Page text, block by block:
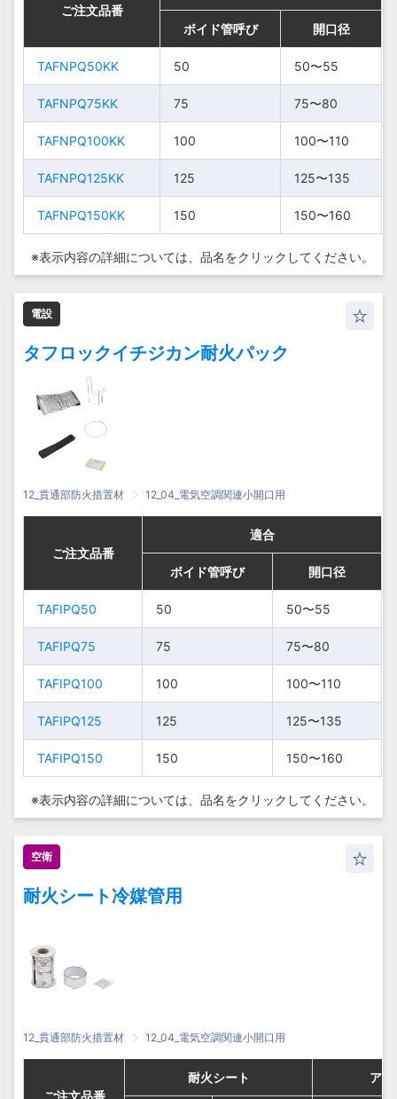
ご注文品番
ボイド管呼び 開口径
TAFNPQ50KK
55
75〜
TAFNPQ100KK
110
125〜
135
TAFNPQ150KK
ご注文品番
ボイド管呼び 開口径
TAFNPQ50KK 50 50〜55
TAFNPQ75KK 75 75〜80
TAFNPQ100KK 100 100〜110
TAFNPQ125KK 125 125〜135
TAFNPQ150KK 150 150〜160
ご注文品番
ボイド管呼び 開口径
TAFNPQ50KK
55
75〜
TAFNPQ100KK
110
125〜
135
TAFNPQ150KK
ご注文品番
ボイド管呼び 開口径
TAFNPQ50KK 50 50〜55
TAFNPQ75KK 75 75〜80
TAFNPQ100KK 100 100〜110
TAFNPQ125KK 125 125〜135
TAFNPQ150KK 150 150〜160
※表示内容の詳細については、 品名をクリックしてください。
電設
タフロックイチジカン耐火パック
12_貫通部防火措置材 12_04_電気空調関連小開口用
ご注文品番
ボイド管呼び 開口径
TAFIPQ50
55
75〜
TAFIPQ100
110
125〜
135
TAFIPQ150
ご注文品番
適合
ボイド管呼び 開口径
TAFIPQ50 50 50〜55
TAFIPQ75 75 75〜80
TAFIPQ100 100 100〜110
TAFIPQ125 125 125〜135
TAFIPQ150 150 150〜160
ご注文品番
ボイド管呼び 開口径
TAFIPQ50
55
75〜
TAFIPQ100
110
125〜
135
TAFIPQ150
ご注文品番
適合
ボイド管呼び 開口径
TAFIPQ50 50 50〜55
TAFIPQ75 75 75〜80
TAFIPQ100 100 100〜110
TAFIPQ125 125 125〜135
TAFIPQ150 150 150〜160
※表示内容の詳細については、 品名をクリックしてください。
空衛
耐火シート冷媒管用
12_貫通部防火措置材 12_04_電気空調関連小開口用
ご注文品番
耐火シート
ア
ご注文品番
耐火シート
ア
ご注文品番
耐火シート
ア
ご注文品番
耐火シート ア